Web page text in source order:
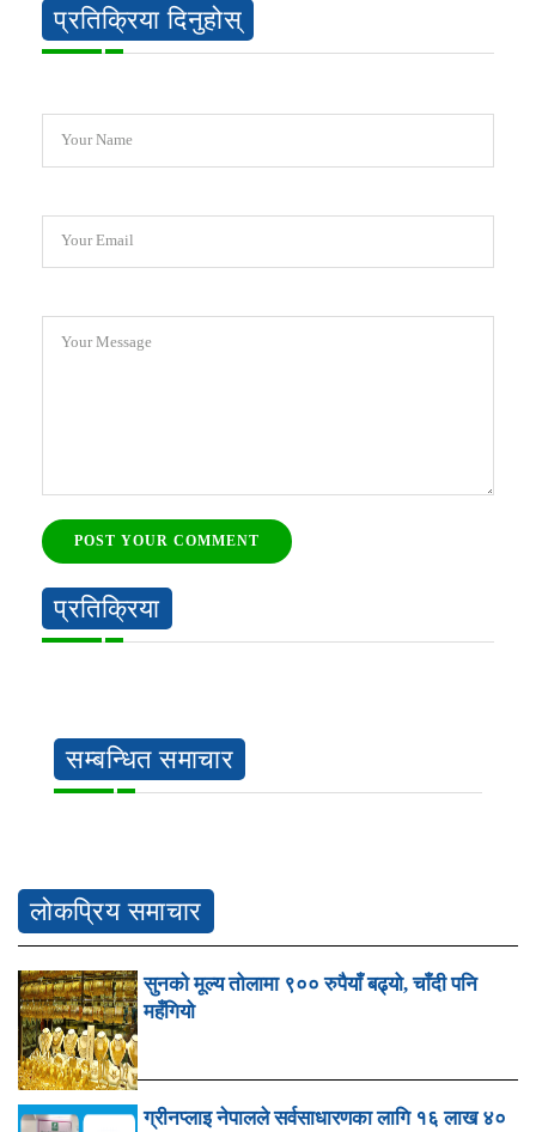
प्रतिक्रिया दिनुहोस्
Your Name
Your Email
Your Message
POST YOUR COMMENT
प्रतिक्रिया
सम्बन्धित समाचार
लोकप्रिय समाचार
सुनको मूल्य तोलामा ९०० रुपैयाँ बढ्यो, चाँदी पनि
महँगियो
ग्रीनप्लाइ नेपालले सर्वसाधारणका लागि १६ लाख ४०